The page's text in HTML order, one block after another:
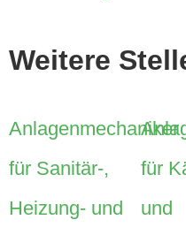
Weitere
Anlagenmechaniker
für Sanitär-,
Heizung- und
für
und